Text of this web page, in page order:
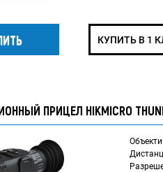
КУПИТЬ В 1
ПРИЦЕЛ HIKMICRO